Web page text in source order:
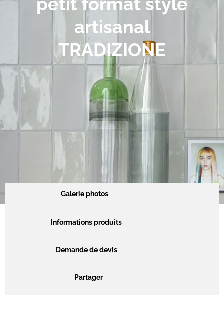
artisanal
TRADIZIONE
Galerie photos
Informations produits
Demande de devis
Partager